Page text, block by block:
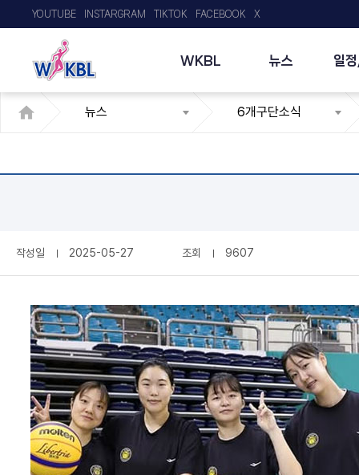
WKBL 뉴스 일
YOUTUBE INSTARGRAM TIKTOK FACEBOOK X
뉴스 6개구단소식
작성일 2025-05-27 조회 9607